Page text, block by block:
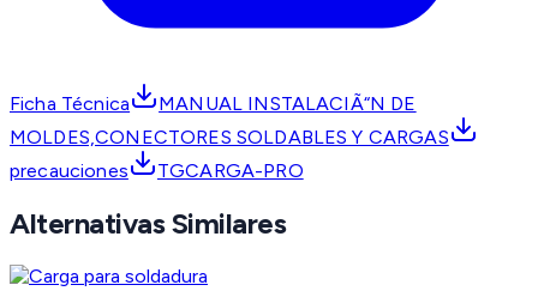
Ficha Técnica
MANUAL INSTALACIÃ“N DE
MOLDES,CONECTORES SOLDABLES Y CARGAS
precauciones
TGCARGA-PRO
Alternativas Similares